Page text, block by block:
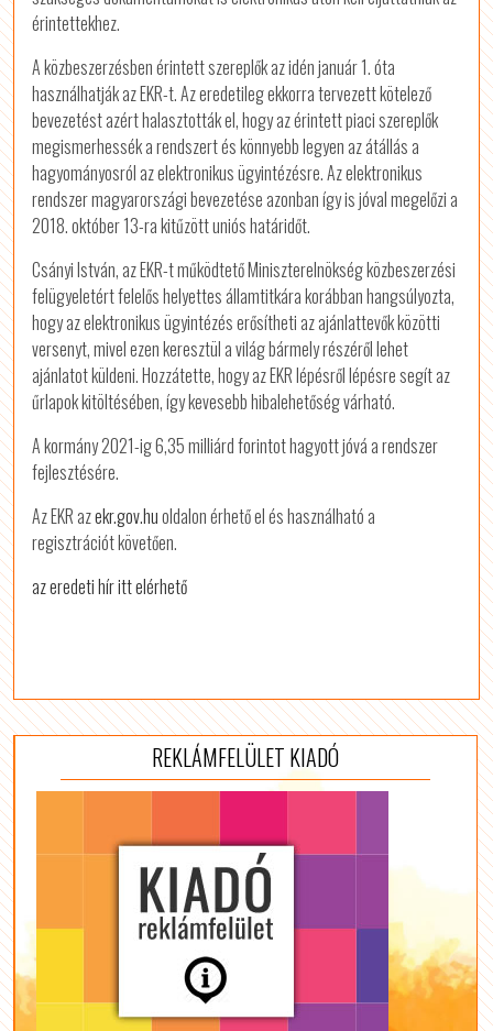
érintettekhez.
A közbeszerzésben érintett szereplők az idén január 1. óta
használhatják az EKR-t. Az eredetileg ekkorra tervezett kötelező
bevezetést azért halasztották el, hogy az érintett piaci szereplők
megismerhessék a rendszert és könnyebb legyen az átállás a
hagyományosról az elektronikus ügyintézésre. Az elektronikus
rendszer magyarországi bevezetése azonban így is jóval megelőzi a
2018. október 13-ra kitűzött uniós határidőt.
Csányi István, az EKR-t működtető Miniszterelnökség közbeszerzési
felügyeletért felelős helyettes államtitkára korábban hangsúlyozta,
hogy az elektronikus ügyintézés erősítheti az ajánlattevők közötti
versenyt, mivel ezen keresztül a világ bármely részéről lehet
ajánlatot küldeni. Hozzátette, hogy az EKR lépésről lépésre segít az
űrlapok kitöltésében, így kevesebb hibalehetőség várható.
A kormány 2021-ig 6,35 milliárd forintot hagyott jóvá a rendszer
fejlesztésére.
Az EKR azekr.gov.huoldalon érhető el és használható a
regisztrációt követően.
az eredeti hír itt elérhető
REKLÁMFELÜLET KIADÓ